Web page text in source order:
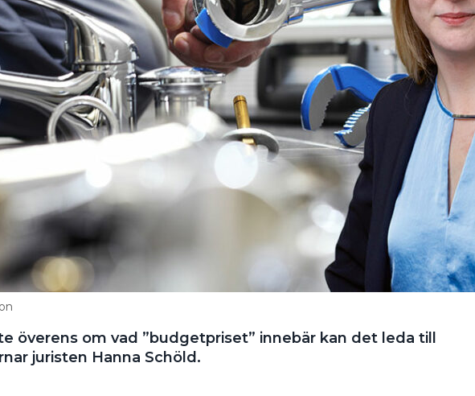
överens om vad ”budgetpriset” innebär kan det leda till
juristen Hanna Schöld.